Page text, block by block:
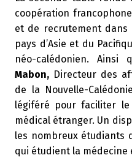
coopération
et de recrutement dans
pays d’Asie et du
néo-calédonien. Ainsi
Mabon, Directeur des
de la Nouvelle-
légiféré pour faciliter
médical étranger. Un
les nombreux étudiants
qui étudient la médecine